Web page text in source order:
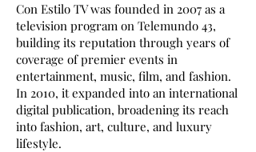
Con Estilo TV was founded in 2007 as a
television program on Telemundo 43,
building its reputation through years of
coverage of premier events in
entertainment, music, film, and fashion.
In 2010, it expanded into an international
digital publication, broadening its reach
into fashion, art, culture, and luxury
lifestyle.